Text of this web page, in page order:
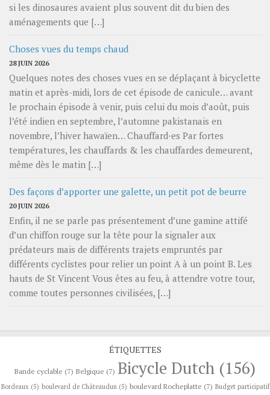
si les dinosaures avaient plus souvent dit du bien des
aménagements que […]
Choses vues du temps chaud
28 JUIN 2026
Quelques notes des choses vues en se déplaçant à bicyclette
matin et après-midi, lors de cet épisode de canicule… avant
le prochain épisode à venir, puis celui du mois d’août, puis
l’été indien en septembre, l’automne pakistanais en
novembre, l’hiver hawaïen… Chauffard⋅es Par fortes
températures, les chauffards & les chauffardes demeurent,
même dès le matin […]
Des façons d’apporter une galette, un petit pot de beurre
20 JUIN 2026
Enfin, il ne se parle pas présentement d’une gamine attifé
d’un chiffon rouge sur la tête pour la signaler aux
prédateurs mais de différents trajets empruntés par
différents cyclistes pour relier un point A à un point B. Les
hauts de St Vincent Vous êtes au feu, à attendre votre tour,
comme toutes personnes civilisées, […]
ÉTIQUETTES
Bande cyclable (7) Belgique (7) Bicycle Dutch (156)
Bordeaux(5) boulevard de Châteaudun(5) boulevard Rocheplatte (7) Budget participatif